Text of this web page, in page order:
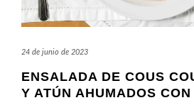
24 de junio de 2023
ENSALADA DE COUS
Y ATÚN AHUMADOS